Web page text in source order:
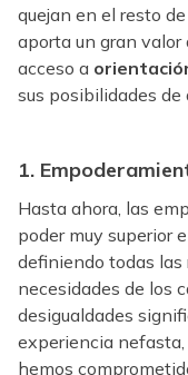
quejan en el resto
aporta un gran valor
acceso a
sus posibilidades de
1.
Hasta ahora, las
poder muy superior
definiendo todas
necesidades de los
desigualdades
experiencia
hemos